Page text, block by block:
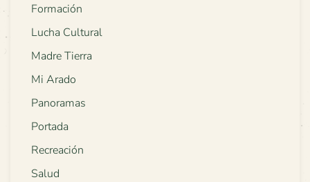
Formación
Lucha Cultural
Madre Tierra
Mi Arado
Panoramas
Portada
Recreación
Salud